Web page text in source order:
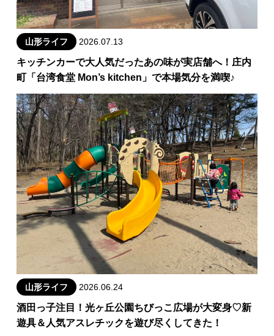
山形ライフ 2026.07.13
キッチンカーで大人気だったあの味が実店舗へ！庄内
町「台湾食堂 Mon’s kitchen」で本場気分を満喫♪
山形ライフ 2026.06.24
酒田っ子注目！光ヶ丘公園ちびっこ広場が大変身♡新
遊具＆人気アスレチックを遊び尽くしてきた！